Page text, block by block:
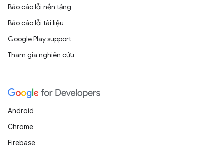
Báo cáo lỗi nền tảng
Báo cáo lỗi tài liệu
Google Play support
Tham gia nghiên cứu
Android
Chrome
Firebase